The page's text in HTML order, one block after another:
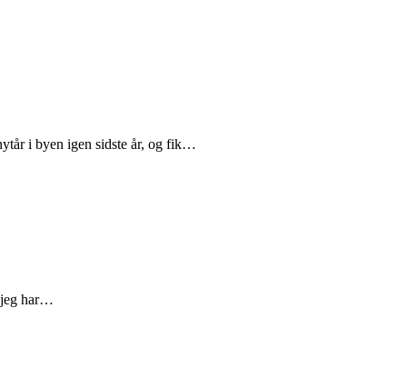
i byen igen sidste år, og fik…
jeg har…